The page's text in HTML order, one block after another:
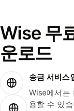
Wise 무
운로드
송금 서비스
Wise에서는
용할 수 있